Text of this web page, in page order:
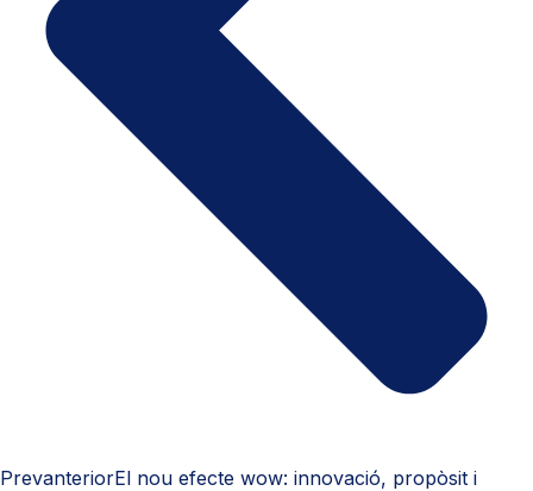
PrevanteriorEl nou efecte wow: innovació, propòsit i